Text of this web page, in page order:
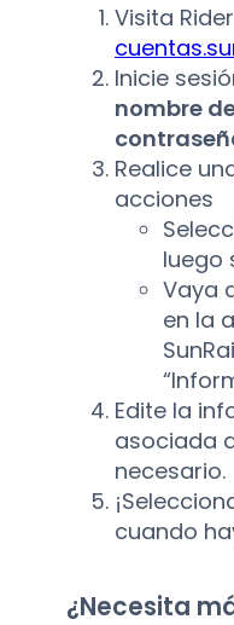
Visita
Inicie
nombre
Realice
acciones
luego
Vaya
en la
Edite la
asociada
necesario.
cuando
¿Necesita